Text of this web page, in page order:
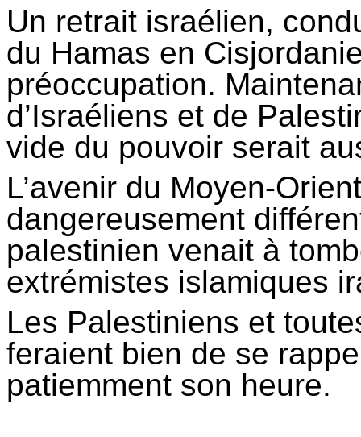
Un retrait israélien,
du Hamas en
préoccupation.
d’Israéliens et de
vide du pouvoir serait
L’avenir du Moyen-
dangereusement
palestinien venait à
extrémistes islamiques
Les Palestiniens et
feraient bien de se
patiemment son heure.